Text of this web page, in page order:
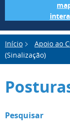
Início Apoio ao
(Sinalização)
Pesquisar